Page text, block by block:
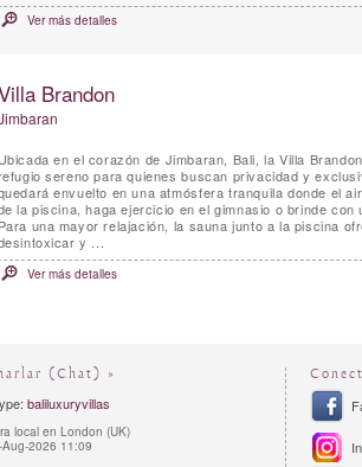
Ver más detalles
Brandon
Ubicada en el corazón de Jimbaran, Bali, la Villa
sereno para quienes buscan privacidad y
envuelto en una atmósfera tranquila donde el
la piscina, haga ejercicio en el gimnasio o brinde
Para una mayor relajación, la sauna junto a la piscina
y ...
Ver más detalles
(Chat) »
baliluxuryvillas
local en London (UK)
Aug-2026 11:09